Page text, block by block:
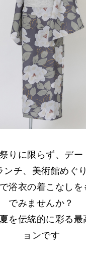
りに限らず、デー
ンチ、美術館めぐ
浴衣の着こなしを
でみませんか？
を伝統的に彩る最
ョンです